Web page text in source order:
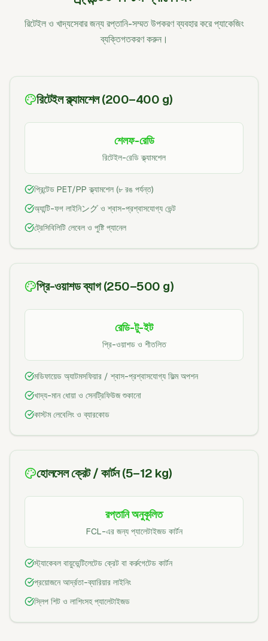
রিটেইল ও খাদ্যসেবার জন্য রপ্তানি-সম্মত উপকরণ ব্যবহার করে প্যাকেজিং
ব্যক্তিগতকরণ করুন।
রিটেইল ক্ল্যামশেল (200–400 g)
শেলফ-রেডি
রিটেইল-রেডি ক্ল্যামশেল
প্রিন্টেড PET/PP ক্ল্যামশেল (৮ রঙ পর্যন্ত)
অ্যান্টি-ফগ লাইনিング ও শ্বাস-প্রশ্বাসযোগ্য ভেন্ট
ট্রেসিবিলিটি লেবেল ও পুষ্টি প্যানেল
প্রি-ওয়াশড ব্যাগ (250–500 g)
রেডি-টু-ইট
প্রি-ওয়াশড ও শীতলিত
মডিফায়েড অ্যাটমসফিয়ার / শ্বাস-প্রশ্বাসযোগ্য ফিল্ম অপশন
খাদ্য-মান ধোয়া ও সেনট্রিফিউজ শুকানো
কাস্টম লেবেলিং ও ব্যারকোড
হোলসেল ক্রেট / কার্টন (5–12 kg)
রপ্তানি অনুকূলিত
FCL-এর জন্য প্যালেটাইজড কার্টন
স্ট্যাকেবল বায়ুভেন্টিলেটেড ক্রেট বা কর্রুগেটেড কার্টন
প্রয়োজনে আর্দ্রতা-ব্যারিয়ার লাইনিং
স্লিপ শিট ও লাশিংসহ প্যালেটাইজড